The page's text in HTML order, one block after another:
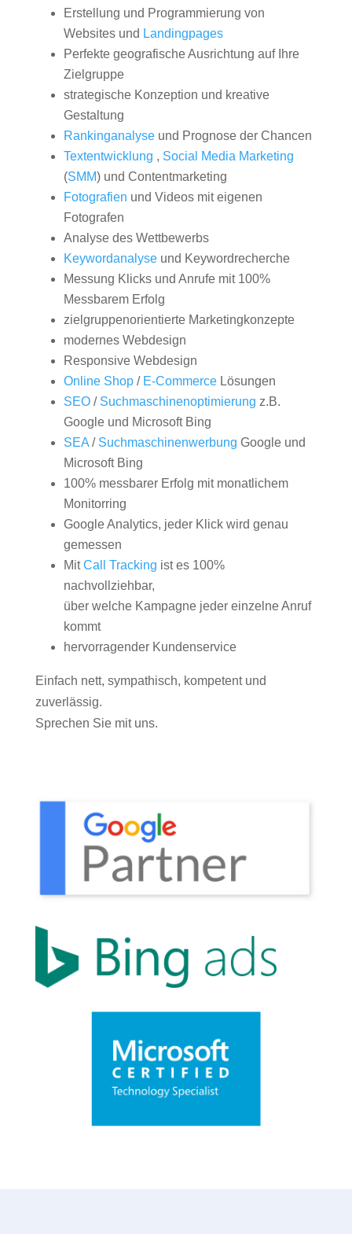
Erstellung und Programmierung von
Websites und Landingpages
Perfekte geografische Ausrichtung auf Ihre
Zielgruppe
strategische Konzeption und kreative
Gestaltung
Rankinganalyseund Prognose der Chancen
Textentwicklung , Social Media Marketing
(SMM) und Contentmarketing
Fotografien und Videos mit eigenen
Fotografen
Analyse des Wettbewerbs
Keywordanalyseund Keywordrecherche
Messung Klicks und Anrufe mit 100%
Messbarem Erfolg
zielgruppenorientierte Marketingkonzepte
modernes Webdesign
Responsive Webdesign
Online Shop/ E-CommerceLösungen
SEO/ Suchmaschinenoptimierung z.B.
Google und Microsoft Bing
SEA/ Suchmaschinenwerbung Google und
Microsoft Bing
100% messbarer Erfolg mit monatlichem
Monitorring
Google Analytics, jeder Klick wird genau
gemessen
MitCall Tracking ist es 100%
nachvollziehbar,
über welche Kampagne jeder einzelne Anruf
kommt
hervorragender Kundenservice
Einfach nett, sympathisch, kompetent und
zuverlässig.
Sprechen Sie mit uns.